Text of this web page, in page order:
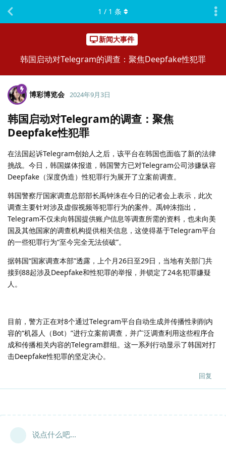
新闻大事件
韩国启动对Telegram的调查：聚焦Deepfake性犯罪
1 / 1 条
博彩博览会 2024年9月3日
韩国启动对Telegram的调查：聚焦
Deepfake性犯罪
在法国起诉Telegram创始人之后，该平台在韩国也面临了新的法律
挑战。今日，韩国媒体报道，韩国警方已对Telegram公司涉嫌纵容
Deepfake（深度伪造）性犯罪行为展开了立案前调查。
韩国警察厅国家调查总部部长禹钟洙在今日的记者会上表示，此次
调查主要针对涉及虚假视频等犯罪行为的案件。禹钟洙指出，
Telegram不仅未向韩国提供账户信息等调查所需的资料，也未向美
国及其他国家的调查机构提供相关信息，这使得基于Telegram平台
的一些犯罪行为“至今完全无法侦破”。
据韩国“国家调查本部”透露，上个月26日至29日，当地有关部门共
接到88起涉及Deepfake和性犯罪的举报，并锁定了24名犯罪嫌疑
人。
目前，警方正在对8个通过Telegram平台自动生成并传播性剥削内
容的“机器人（Bot）”进行立案前调查，并广泛调查利用这些程序合
成和传播相关内容的Telegram群组。这一系列行动显示了韩国对打
击Deepfake性犯罪的坚定决心。
回复
说点什么吧...